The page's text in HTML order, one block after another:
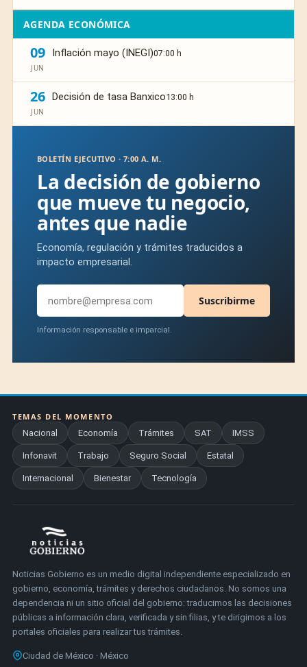
AGENDA ECONÓMICA
09
JUN
Inflación mayo (INEGI)07:00 h
26
JUN
Decisión de tasa Banxico13:00 h
BOLETÍN EJECUTIVO · 7:00 A. M.
La decisión de gobierno
que mueve tu negocio,
antes que nadie
Economía, regulación y trámites traducidos a
impacto empresarial.
Suscribirme
Información responsable e imparcial.
TEMAS DEL MOMENTO
Nacional
Economía Trámites SAT IMSS
Infonavit Trabajo Seguro Social Estatal
Internacional Bienestar Tecnología
Noticias Gobierno es un medio digital independiente especializado en
gobierno, economía, trámites y derechos ciudadanos. No somos una
dependencia ni un sitio oficial del gobierno: traducimos las decisiones
públicas a información clara, verificada y sin filias, y te dirigimos a los
portales oficiales para realizar tus trámites.
Ciudad de México · México